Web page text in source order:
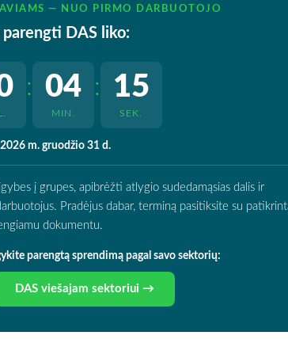
— NUO PIRMO DARBUOTOJO
parengti DAS liko:
: 04
MIN.
: 14
SEK.
2026 m. gruodžio 31 d.
į grupes, apibrėžti atlygio sudedamąsias dalis ir
Pradėjus dabar, terminą pasitiksite su
dokumentu.
parengtą sprendimą pagal savo sektorių:
DAS viešajam sektoriui →